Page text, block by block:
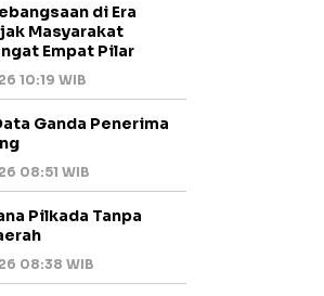
di Era
Masyarakat
Empat Pilar
10:19 WIB
Ganda Penerima
08:51 WIB
Pilkada Tanpa
08:38 WIB